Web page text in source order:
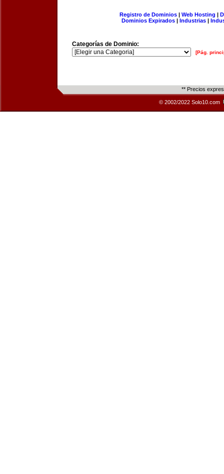
Registro de Dominios| Web Hosting |
Dominios Expirados | Industrias |
Categorías de Dominio:
[Pág.
** Precios
© 2002/2022 Solo10.com